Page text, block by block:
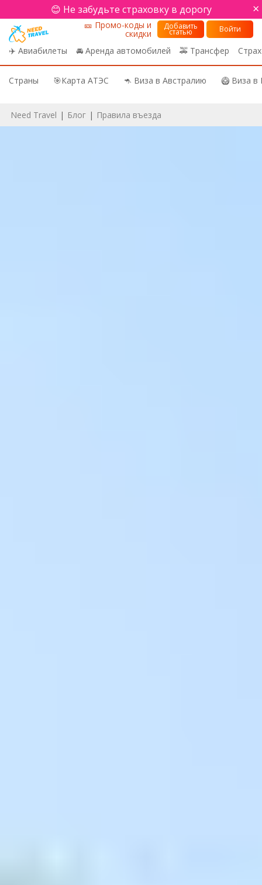
😊 Не забудьте страховку в дорогу ×
✈️ Авиабилеты 🚘 Аренда автомобилей 🚕 Трансфер
🎫 Промо-коды и
скидки
Добавить
статью Войти
Страны 🎯Карта АТЭС 🦘 Виза в Австралию 🥝 Виза
Need Travel | Блог | Правила въезда